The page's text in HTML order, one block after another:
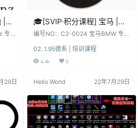
专检
系
VI
本
特别
29日
🎓[SVIP·积分课程] 宝马 |
BMW 专检系统诊断系统
课 (1.24G)
编号NO：C2-0024 宝马BMW 专检
课(1.24G) 关 键 字 ：宝马BMW专
检系统使用，电路图识读，线路测
量 本套资源：SVIP直接下载，VIP
究！更新不断, 勤则利, 荒则废！ 本
省时间, 节约开支, 减轻生活工作压
力！有条件请支持购买正版！ 特别
提醒：仅限本站会员, 专…
02. 1.95德系 | 培训课程
4.4k 0
Hello World 22年7月29日